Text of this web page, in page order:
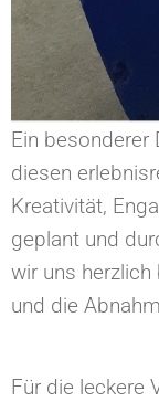
Ein besonderer
diesen
Kreativität,
geplant und
wir uns
und die
Für die leckere